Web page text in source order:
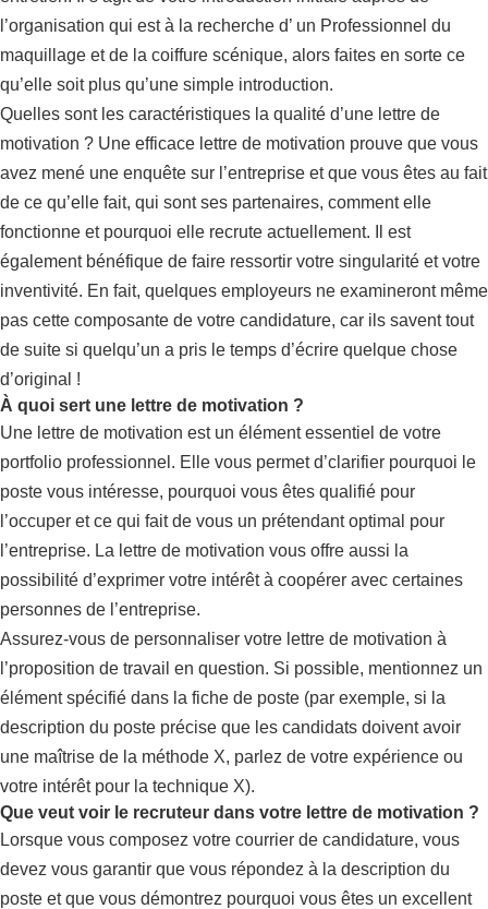
l’organisation qui est à la recherche d’ un Professionnel du
maquillage et de la coiffure scénique, alors faites en sorte ce
qu’elle soit plus qu’une simple introduction.
Quelles sont les caractéristiques la qualité d’une lettre de
motivation ? Une efficace lettre de motivation prouve que vous
avez mené une enquête sur l’entreprise et que vous êtes au fait
de ce qu’elle fait, qui sont ses partenaires, comment elle
fonctionne et pourquoi elle recrute actuellement. Il est
également bénéfique de faire ressortir votre singularité et votre
inventivité. En fait, quelques employeurs ne examineront même
pas cette composante de votre candidature, car ils savent tout
de suite si quelqu’un a pris le temps d’écrire quelque chose
d’original !
À quoi sert une lettre de motivation ?
Une lettre de motivation est un élément essentiel de votre
portfolio professionnel. Elle vous permet d’clarifier pourquoi le
poste vous intéresse, pourquoi vous êtes qualifié pour
l’occuper et ce qui fait de vous un prétendant optimal pour
l’entreprise. La lettre de motivation vous offre aussi la
possibilité d’exprimer votre intérêt à coopérer avec certaines
personnes de l’entreprise.
Assurez-vous de personnaliser votre lettre de motivation à
l’proposition de travail en question. Si possible, mentionnez un
élément spécifié dans la fiche de poste (par exemple, si la
description du poste précise que les candidats doivent avoir
une maîtrise de la méthode X, parlez de votre expérience ou
votre intérêt pour la technique X).
Que veut voir le recruteur dans votre lettre de motivation ?
Lorsque vous composez votre courrier de candidature, vous
devez vous garantir que vous répondez à la description du
poste et que vous démontrez pourquoi vous êtes un excellent